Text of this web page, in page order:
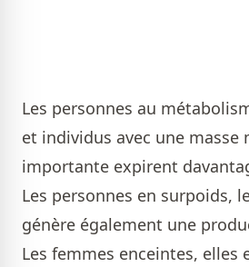
Les personnes au
et individus avec une masse
importante expirent
Les personnes en surpoids,
génère également une
Les femmes enceintes, elles